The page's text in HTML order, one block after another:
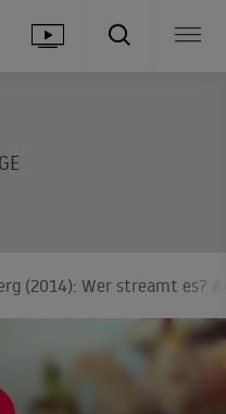
(2014): Wer streamt es?